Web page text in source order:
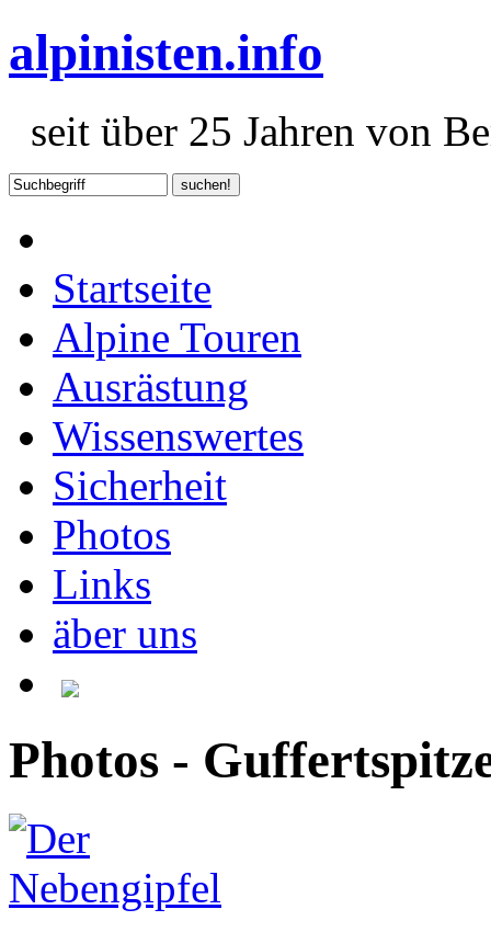
alpinisten.info
seit über 25 Jahren von
Startseite
Alpine Touren
Ausrästung
Wissenswertes
Sicherheit
Photos
Links
äber uns
Photos -